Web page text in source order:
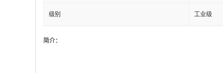
级别 工业级
简介：